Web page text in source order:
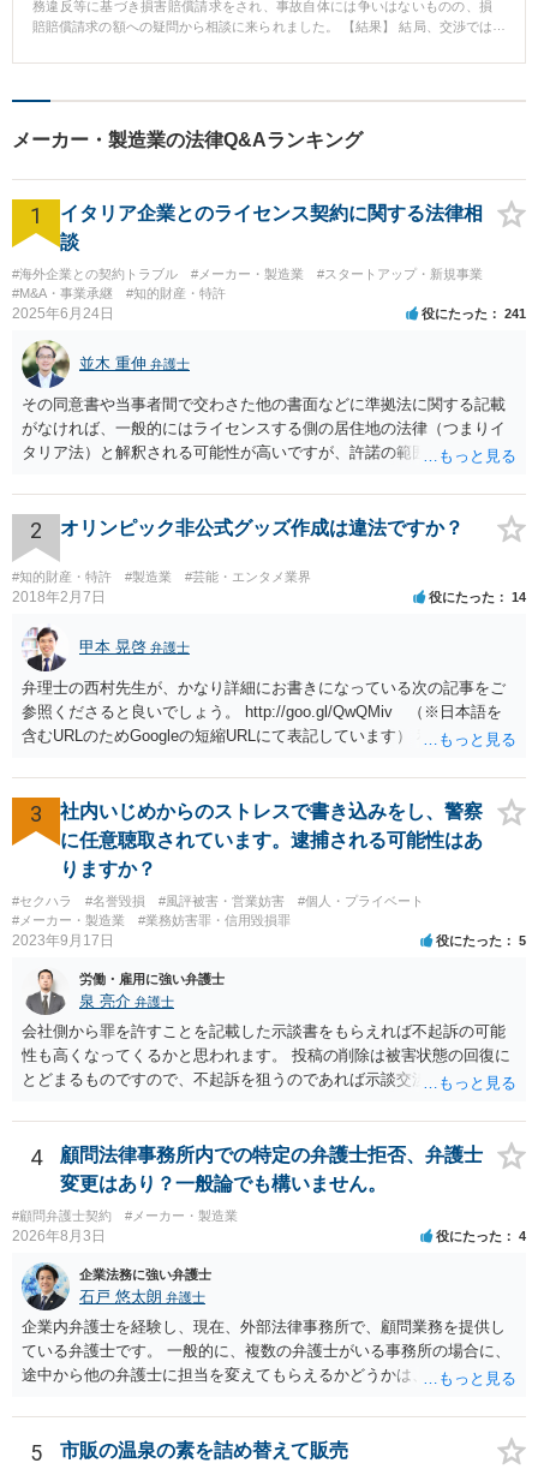
務違反等に基づき損害賠償請求をされ、事故自体には争いはないものの、損
賠賠償請求の額への疑問から相談に来られました。 【結果】 結局、交渉では
解が成立しました。 【先生のコメント】 業務中の事故であることや、会社に
になるように、交渉、訴訟対応をさせて頂きます。
メーカー・製造業の法律Q&Aランキング
1
イタリア企業とのライセンス契約に関する法律相
談
#海外企業との契約トラブル #メーカー・製造業
#スタートアップ・新規事業
#M&A・事業承継
#知的財産・特許
2025年6月24日 役にたった 241
並木 重伸 弁護士
その同意書や当事者間で交わさた他の書面などに準拠法に関する記載
がなければ、一般的にはライセンスする側の居住地の法律（つまりイ
タリア法）と解釈される可能性が高いですが、許諾の範囲が日本国内
あります。 なお、仮に日本法になるとしても、新しい会社との間で契
約が有効かどうかは、ライセンスされた権利の種類（著作権、商標
権、特許権など）や契約の時期などを見て判断する必要があります。
いずれにせよ具体的事情が分からないと確定的な回答は難しいと思わ
れますので、弁護士に直接相談されることをお勧めします。
2 オリンピック非公式グッズ作成は違法ですか？
#知的財産・特許 #製造業 #芸能・エンタメ業界
2018年2月7日 役にたった 14
甲本 晃啓 弁護士
弁理士の西村先生が、かなり詳細にお書きになっている次の記事をご
参照くださると良いでしょう。 http://goo.gl/QwQMiv （※日本語を
含むURLのためGoogleの短縮URLにて表記しています） 私も同先生と
とも不正競争防止法上の問題は生じうると思います。
3
社内いじめからのストレスで書き込みをし、警察
に任意聴取されています。逮捕される可能性はあ
りますか？
#セクハラ #名誉毀損 #風評被害・営業妨害
#個人・プライベート
#メーカー・製造業
#業務妨害罪・信用毀損罪
2023年9月17日 役にたった 5
労働・雇用に強い弁護士
泉 亮介 弁護士
会社側から罪を許すことを記載した示談書をもらえれば不起訴の可能
性も高くなってくるかと思われます。 投稿の削除は被害状態の回復に
とどまるものですので、不起訴を狙うのであれば示談交渉はされた方
4
顧問法律事務所内での特定の弁護士拒否、弁護士
変更はあり？一般論でも構いません。
#顧問弁護士契約 #メーカー・製造業
2026年8月3日 役にたった 4
企業法務に強い弁護士
石戸 悠太朗 弁護士
企業内弁護士を経験し、現在、外部法律事務所で、顧問業務を提供し
ている弁護士です。 一般的に、複数の弁護士がいる事務所の場合に、
途中から他の弁護士に担当を変えてもらえるかどうかは、当該事務所
が不満を抱いている弁護士を担当にすることは望ましくないため、別
の弁護士に変更するのが通常でしょう。それでも、担当弁護士を変え
5 市販の温泉の素を詰め替えて販売